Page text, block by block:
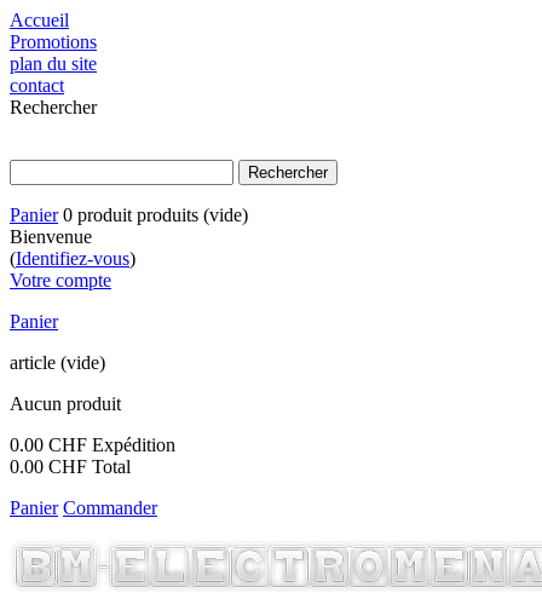
Accueil
Promotions
plan du site
contact
Rechercher
Panier 0 produit produits (vide)
Bienvenue
(Identifiez-vous)
Votre compte
Panier
article (vide)
Aucun produit
0.00 CHF Expédition
0.00 CHF Total
Panier Commander